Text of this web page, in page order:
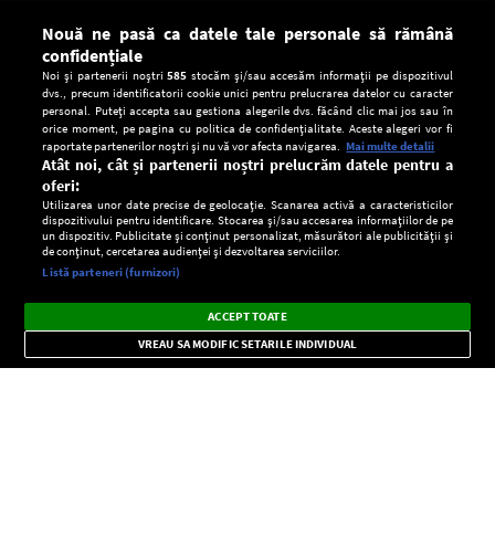
CONFIDENŢIALITATE
Setări:
Dark
Mode
Radio live, podcasturi, știri și alerte
importante.
×
Nouă ne pasă ca datele tale personale să rămână
confidențiale
Noi și partenerii noștri585 stocăm și/sau accesăm informații pe dispozitivul
dvs., precum identificatorii cookie unici pentru prelucrarea datelor cu caracter
personal. Puteți accepta sau gestiona alegerile dvs. făcând clic mai jos sau în
orice moment, pe pagina cu politica de confidențialitate. Aceste alegeri vor fi
raportate partenerilor noștri și nu vă vor afecta navigarea. Mai multe detalii
Atât noi, cât și partenerii noștri prelucrăm datele pentru a
oferi:
Utilizarea unor date precise de geolocație. Scanarea activă a caracteristicilor
dispozitivului pentru identificare. Stocarea și/sau accesarea informațiilor de pe
un dispozitiv. Publicitate și conținut personalizat, măsurători ale publicității și
de conținut, cercetarea audienței și dezvoltarea serviciilor.
Listă parteneri (furnizori)
ACCEPT TOATE
VREAU SA MODIFIC SETARILE INDIVIDUAL